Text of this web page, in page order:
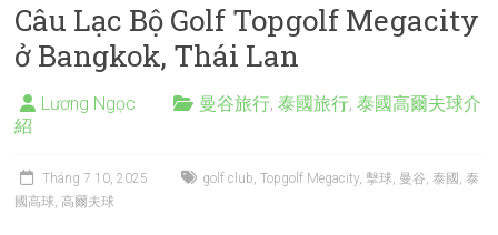
Câu Lạc Bộ Golf Topgolf Megacity
ở Bangkok, Thái Lan
Lương Ngọc 曼谷旅行,泰國旅行,泰國高爾夫球介
紹
Tháng 7 10, 2025 golf club,Topgolf Megacity, 擊球, 曼谷,泰國 ,泰
國高球,高爾夫球